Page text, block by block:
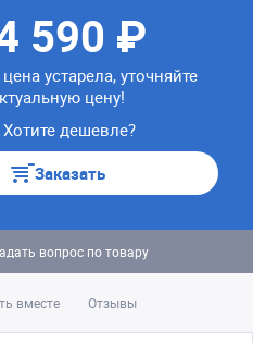
590 ₽
устарела, уточняйте
цену!
Хотите дешевле?
Заказать
вопрос по товару
вместе Отзывы